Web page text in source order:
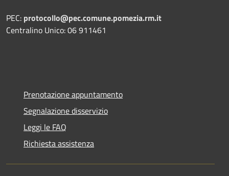
PEC: protocollo@pec.comune.pomezia.rm.it
Centralino Unico: 06 911461
Prenotazione appuntamento
Segnalazione disservizio
Leggi le FAQ
Richiesta assistenza